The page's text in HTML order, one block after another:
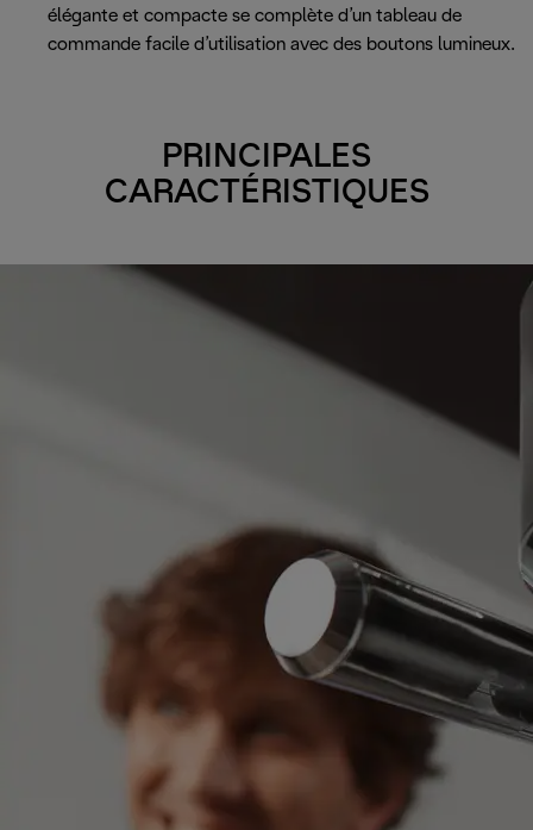
élégante et compacte se complète d’un tableau de
commande facile d’utilisation avec des boutons lumineux.
PRINCIPALES
CARACTÉRISTIQUES